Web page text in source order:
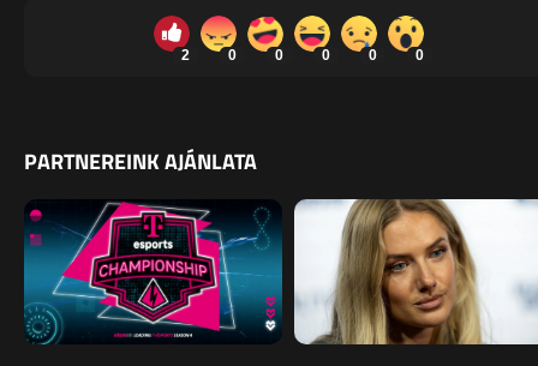
2 0 0 0 0 0
PARTNEREINK AJÁNLATA